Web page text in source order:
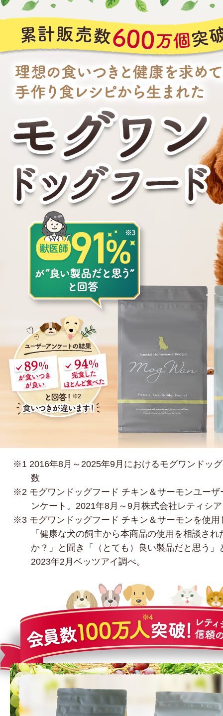
※1 2016年8月～2025年9月におけるモグワンドッ
数
※2 モグワンドッグフード チキン＆サーモンユーザ
ンケート。2021年8月～9月株式会社レティシ
※3 モグワンドッグフード チキン＆サーモンを使用
「健康な犬の飼主から本商品の使用を相談さ
か？」と聞き「（とても）良い製品だと思う」
2023年2月ベッツアイ調べ。